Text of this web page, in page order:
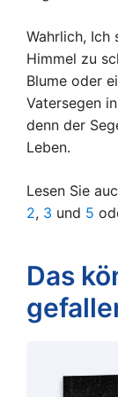
Wahrlich, Ich
Himmel zu
Blume oder
Vatersegen
denn der
Leben.
Lesen Sie
2, 3 und 5
Das